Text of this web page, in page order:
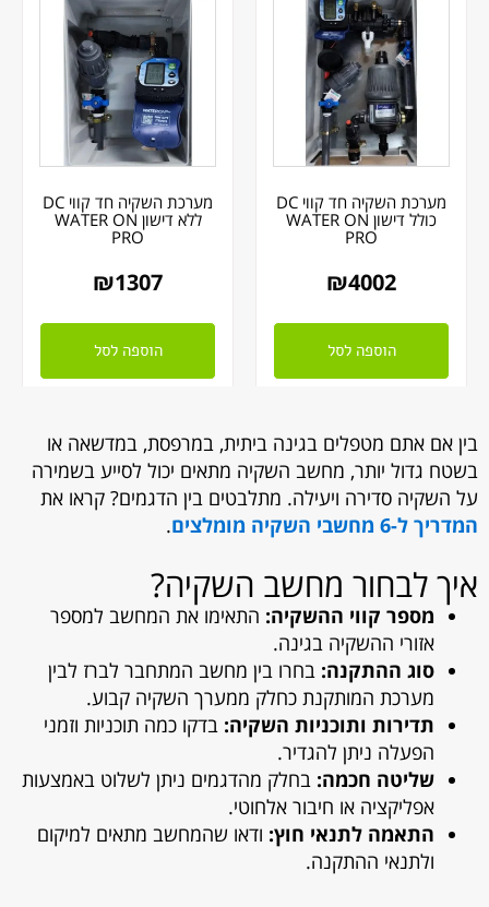
מערכת השקיה חד קווי DC
כולל דישון WATER ON
PRO
₪4002
הוספה לסל
מערכת השקיה חד קווי DC
ללא דישון WATER ON
PRO
₪1307
הוספה לסל
בין אם אתם מטפלים בגינה ביתית, במרפסת, במדשאה או
בשטח גדול יותר, מחשב השקיה מתאים יכול לסייע בשמירה
על השקיה סדירה ויעילה. מתלבטים בין הדגמים? קראו את
המדריך ל-6 מחשבי השקיה מומלצים
.
איך לבחור מחשב השקיה?
מספר קווי ההשקיה: התאימו את המחשב למספר
אזורי ההשקיה בגינה.
סוג ההתקנה: בחרו בין מחשב המתחבר לברז לבין
מערכת המותקנת כחלק ממערך השקיה קבוע.
תדירות ותוכניות השקיה: בדקו כמה תוכניות וזמני
הפעלה ניתן להגדיר.
שליטה חכמה: בחלק מהדגמים ניתן לשלוט באמצעות
אפליקציה או חיבור אלחוטי.
התאמה לתנאי חוץ: ודאו שהמחשב מתאים למיקום
ולתנאי ההתקנה.